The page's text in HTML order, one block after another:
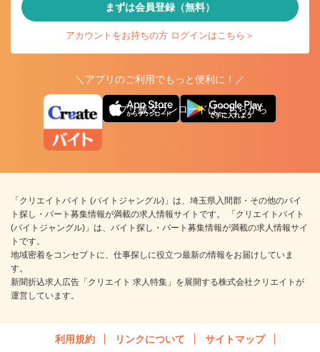
まずは会員登録（無料）
アカウントをお持ちの方 ログインはこちら＞
＼アプリのご利用でもっと便利に！／
アプリ版ダウンロードはこちらから
「クリエイトバイト (バイトジャングル)」は、埼玉県入間郡・その他のバイ
ト探し・パート募集情報が満載の求人情報サイトです。 「クリエイトバイト
(バイトジャングル)」は、バイト探し・パート募集情報が満載の求人情報サイ
トです。
地域密着をコンセプトに、仕事探しに役立つ最新の情報をお届けしていま
す。
新聞折込求人広告「クリエイト 求人特集」を展開する株式会社クリエイトが
運営しています。
利用規約 リンクについて サイトマップ